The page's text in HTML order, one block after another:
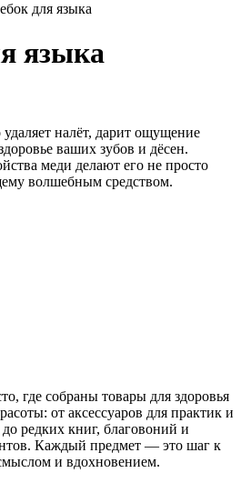
для языка
языка
налёт, дарит ощущение
ваших зубов и дёсен.
меди делают его не просто
волшебным средством.
где собраны товары для здоровья
от аксессуаров для практик и
редких книг, благовоний и
Каждый предмет — это шаг к
и вдохновением.